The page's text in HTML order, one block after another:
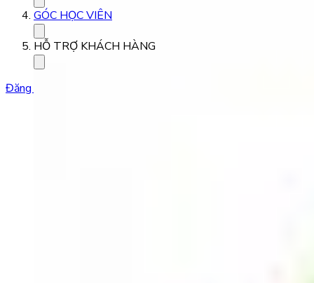
GÓC HỌC VIÊN
HỖ TRỢ KHÁCH HÀNG
Đăng ký học